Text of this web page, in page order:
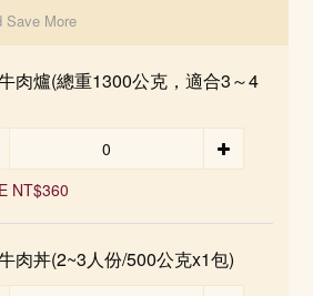
Save More
肉爐(總重1300公克，適合3～4
NT$360
肉丼(2~3人份/500公克x1包)